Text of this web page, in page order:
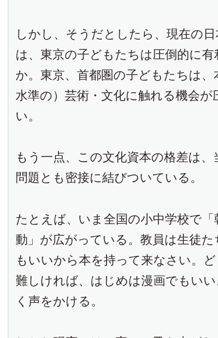
しかし、そうだとしたら、現在の
は、東京の子どもたちは圧倒的に
か。東京、首都圏の子どもたちは、
水準の）芸術・文化に触れる機会が
い。
もう一点、この文化資本の格差は、
問題とも密接に結びついている。
たとえば、いま全国の小中学校で「
動」が広がっている。教員は生徒
もいいから本を持って来なさい。
難しければ、はじめは漫画でもい
く声をかける。